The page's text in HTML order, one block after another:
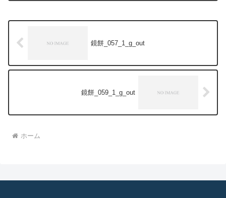
鏡餅_057_1_g_out
鏡餅_059_1_g_out
ホーム